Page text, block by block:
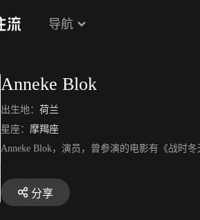
导航
Anneke Blok
出生地： 荷兰
星座： 摩羯座
Anneke Blok，演员，曾参演的电影有《战时
分享